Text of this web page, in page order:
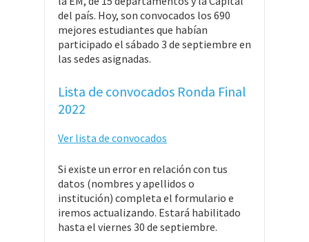
del país. Hoy, son convocados los 690
mejores estudiantes que habían
participado el sábado 3 de septiembre en
las sedes asignadas.
Lista de convocados Ronda Final
2022
Ver lista de convocados
Si existe un error en relación con tus
datos (nombres y apellidos o
institución) completa el formulario e
iremos actualizando. Estará habilitado
hasta el viernes 30 de septiembre.